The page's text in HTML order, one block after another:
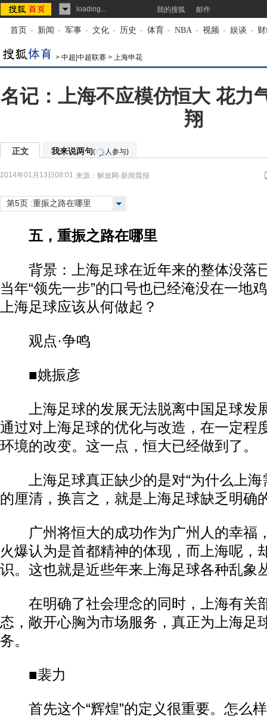
loading... 我的搜狐 邮件
首页 - 新闻 - 军事 - 文化 - 历史 - 体育 - NBA - 视频 - 娱谈 -
> 中超|中超联赛 > 上海申花
名记：上海不应模仿恒大 花力
翔
正文 我来说两句( 人参与)
2014年01月13日08:01 来源： 解放网-新闻晨报
第5页 :重振之路在哪里
五，重振之路在哪里
背景：上海足球在近年来的整体没落
当年“领先一步”的口号也已经淹没在一地
上海足球应该从何做起？
观点·争鸣
■姚振彦
上海足球的发展无法脱离中国足球发
通过对上海足球的优化与改造，在一定程
环境的改变。这一点，恒大已经做到了。
上海足球真正缺少的是对“为什么上海
的厘清，换言之，就是上海足球缺乏明确
广州将恒大的成功作为广州人的幸福
火爆认为是首都精神的体现，而上海呢，
识。这也就是近些年来上海足球各种乱象
在明确了社会理念的同时，上海有关
态，敞开心胸为市场服务，真正为上海足
务。
■裴力
首先这个“辉煌”的定义很重要。怎么